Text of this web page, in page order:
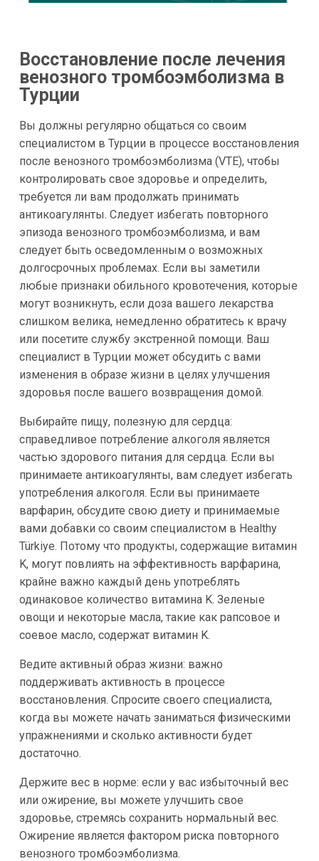
Восстановление после лечения
венозного тромбоэмболизма в
Турции
Вы должны регулярно общаться со своим
специалистом в Турции в процессе восстановления
после венозного тромбоэмболизма (VTE), чтобы
контролировать свое здоровье и определить,
требуется ли вам продолжать принимать
антикоагулянты. Следует избегать повторного
эпизода венозного тромбоэмболизма, и вам
следует быть осведомленным о возможных
долгосрочных проблемах. Если вы заметили
любые признаки обильного кровотечения, которые
могут возникнуть, если доза вашего лекарства
слишком велика, немедленно обратитесь к врачу
или посетите службу экстренной помощи. Ваш
специалист в Турции может обсудить с вами
изменения в образе жизни в целях улучшения
здоровья после вашего возвращения домой.
Выбирайте пищу, полезную для сердца:
справедливое потребление алкоголя является
частью здорового питания для сердца. Если вы
принимаете антикоагулянты, вам следует избегать
употребления алкоголя. Если вы принимаете
варфарин, обсудите свою диету и принимаемые
вами добавки со своим специалистом в Healthy
Türkiye. Потому что продукты, содержащие витамин
K, могут повлиять на эффективность варфарина,
крайне важно каждый день употреблять
одинаковое количество витамина K. Зеленые
овощи и некоторые масла, такие как рапсовое и
соевое масло, содержат витамин K.
Ведите активный образ жизни: важно
поддерживать активность в процессе
восстановления. Спросите своего специалиста,
когда вы можете начать заниматься физическими
упражнениями и сколько активности будет
достаточно.
Держите вес в норме: если у вас избыточный вес
или ожирение, вы можете улучшить свое
здоровье, стремясь сохранить нормальный вес.
Ожирение является фактором риска повторного
венозного тромбоэмболизма.